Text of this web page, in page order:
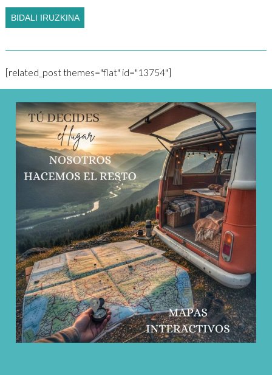
[related_post themes="flat" id="13754"]